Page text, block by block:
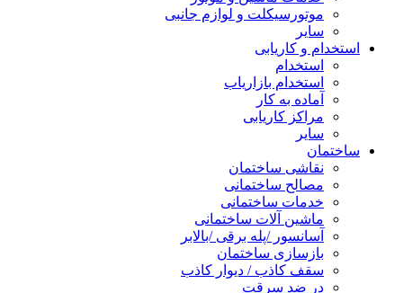
موتورسیکلت و لوازم جانبی
سایر
استخدام و کاریابی
استخدام
استخدام بازاریاب
آماده به کار
مراکز کاریابی
سایر
ساختمان
نقاشی ساختمان
مصالح ساختمانی
خدمات ساختمانی
ماشین آلات ساختمانی
آسانسور /پله برقی /بالابر
بازسازی ساختمان
سقف کاذب / دیوار کاذب
در ضد سرقت